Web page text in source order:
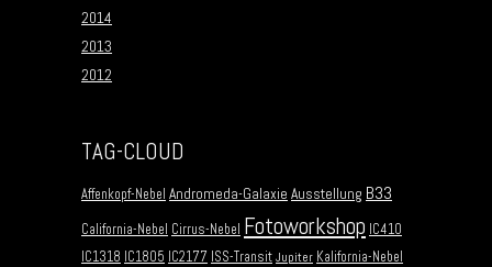
2014
2013
2012
TAG-CLOUD
Affenkopf-Nebel Andromeda-Galaxie Ausstellung B33
California-Nebel Cirrus-Nebel Fotoworkshop IC410
IC1318 IC1805 IC2177 ISS-Transit Jupiter Kalifornia-Nebel